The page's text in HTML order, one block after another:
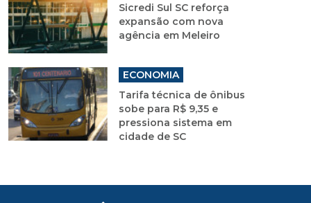
Sicredi Sul SC reforça
expansão com nova
agência em Meleiro
ECONOMIA
Tarifa técnica de ônibus
sobe para R$ 9,35 e
pressiona sistema em
cidade de SC